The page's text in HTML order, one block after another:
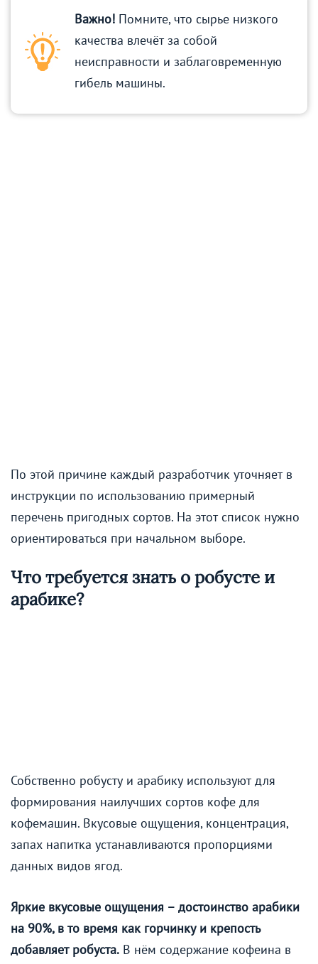
Важно! Помните, что сырье низкого
качества влечёт за собой
неисправности и заблаговременную
гибель машины.
По этой причине каждый разработчик уточняет в
инструкции по использованию примерный
перечень пригодных сортов. На этот список нужно
ориентироваться при начальном выборе.
Что требуется знать о робусте и
арабике?
Собственно робусту и арабику используют для
формирования наилучших сортов кофе для
кофемашин. Вкусовые ощущения, концентрация,
запах напитка устанавливаются пропорциями
данных видов ягод.
Яркие вкусовые ощущения – достоинство арабики
на 90%, в то время как горчинку и крепость
добавляет робуста. В нём содержание кофеина в